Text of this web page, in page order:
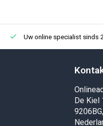
Uw online specialist sinds
De Kiel